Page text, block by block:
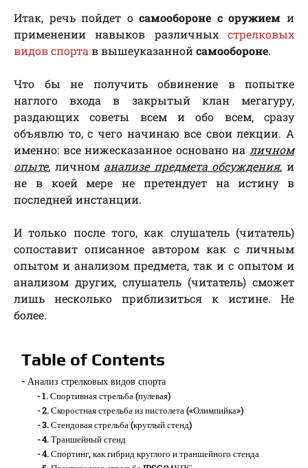
Итак, речь пойдет осамообороне с оружием и
применении навыков различных стрелковых
видов спорта в вышеуказанной самообороне.
Что бы не получить обвинение в попытке
наглого входа в закрытый клан мегагуру,
раздающих советы всем и обо всем, сразу
объявлю то, с чего начинаю все свои лекции. А
именно: все нижесказанное основано на личном
опыте, личном анализе предмета обсуждения, и
не в коей мере не претендует на истину в
последней инстанции.
И только после того, как слушатель (читатель)
сопоставит описанное автором как с личным
опытом и анализом предмета, так и с опытом и
анализом других, слушатель (читатель) сможет
лишь несколько приблизиться к истине. Не
более.
Table of Contents
Анализ стрелковых видов спорта
1. Спортивная стрельба (пулевая)
2. Скоростная стрельба из пистолета («Олимпийка»)
3. Стендовая стрельба (круглый стенд)
4. Траншейный стенд
4. Спортинг, как гибрид круглого и траншейного стенда